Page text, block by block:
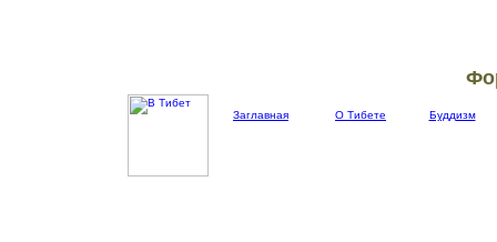
Заглавная О Тибете Буддизм